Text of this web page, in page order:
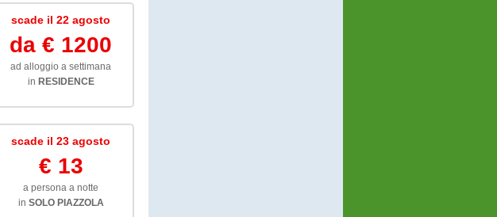
scade il 22 agosto
da € 1200
ad alloggio a settimana
in RESIDENCE
scade il 23 agosto
€ 13
a persona a notte
in SOLO PIAZZOLA